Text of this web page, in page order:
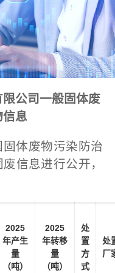
公司一般固体废
息
体废物污染防治
信息进行公开，
2025
年产生
量
（吨）
2025
年转移
量
（吨）
处
置
方
式
处
厂